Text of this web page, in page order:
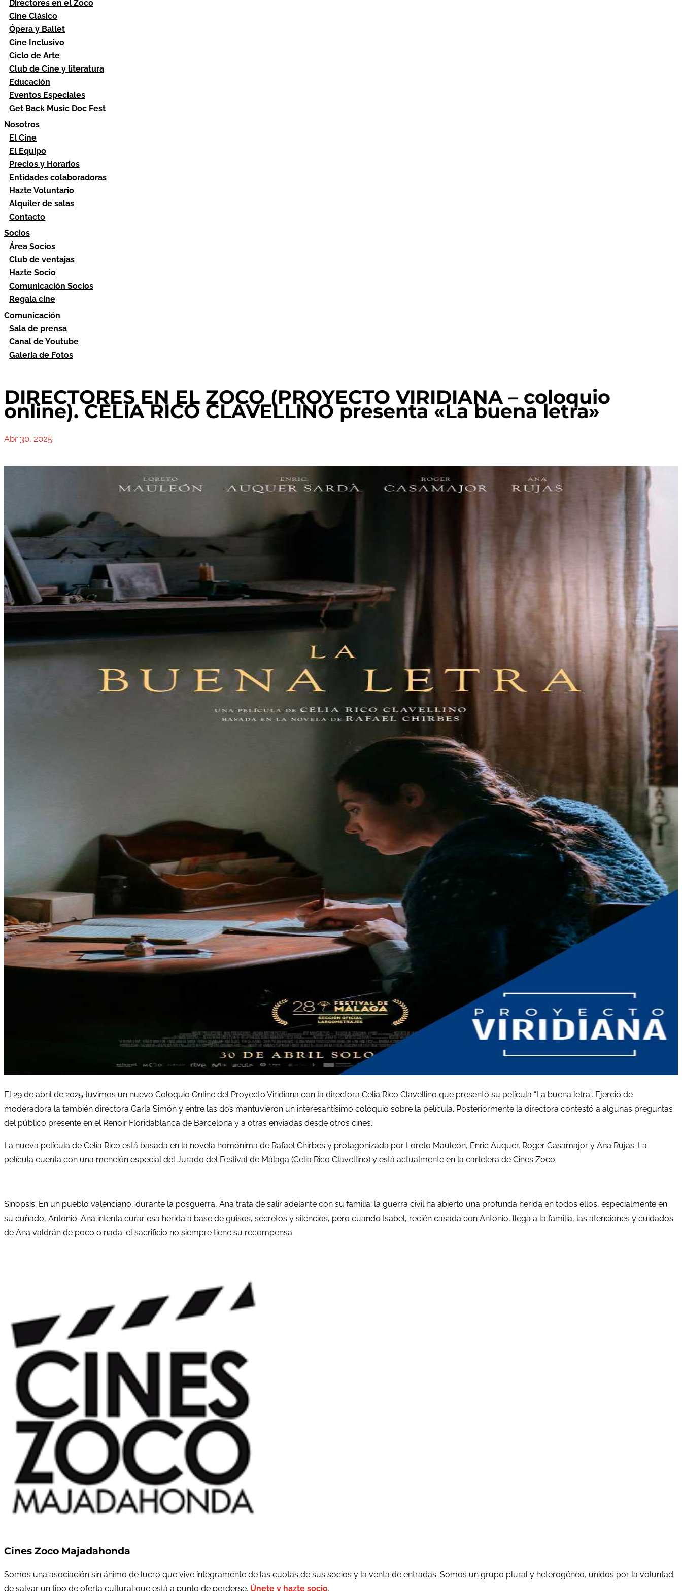
Directores en el Zoco
Cine Clásico
Ópera y Ballet
Cine Inclusivo
Ciclo de Arte
Club de Cine y literatura
Educación
Eventos Especiales
Get Back Music Doc Fest
Nosotros
El Cine
El Equipo
Precios y Horarios
Entidades colaboradoras
Hazte Voluntario
Alquiler de salas
Contacto
Socios
Área Socios
Club de ventajas
Hazte Socio
Comunicación Socios
Regala cine
Comunicación
Sala de prensa
Canal de Youtube
Galeria de Fotos
DIRECTORES EN EL ZOCO (PROYECTO VIRIDIANA – coloquio
online). CELIA RICO CLAVELLINO presenta «La buena letra»
Abr 30, 2025
El 29 de abril de 2025 tuvimos un nuevo Coloquio Online del Proyecto Viridiana con la directora Celia Rico Clavellino que presentó su película “La buena letra”. Ejerció de
moderadora la también directora Carla Simón y entre las dos mantuvieron un interesantísimo coloquio sobre la película. Posteriormente la directora contestó a algunas preguntas
del público presente en el Renoir Floridablanca de Barcelona y a otras enviadas desde otros cines.
La nueva película de Celia Rico está basada en la novela homónima de Rafael Chirbes y protagonizada por Loreto Mauleón, Enric Auquer, Roger Casamajor y Ana Rujas. La
película cuenta con una mención especial del Jurado del Festival de Málaga (Celia Rico Clavellino) y está actualmente en la cartelera de Cines Zoco.
Sinopsis: En un pueblo valenciano, durante la posguerra, Ana trata de salir adelante con su familia; la guerra civil ha abierto una profunda herida en todos ellos, especialmente en
su cuñado, Antonio. Ana intenta curar esa herida a base de guisos, secretos y silencios, pero cuando Isabel, recién casada con Antonio, llega a la familia, las atenciones y cuidados
de Ana valdrán de poco o nada: el sacrificio no siempre tiene su recompensa.
Cines Zoco Majadahonda
Somos una asociación sin ánimo de lucro que vive íntegramente de las cuotas de sus socios y la venta de entradas. Somos un grupo plural y heterogéneo, unidos por la voluntad
de salvar un tipo de oferta cultural que está a punto de perderse. Únete y hazte socio.